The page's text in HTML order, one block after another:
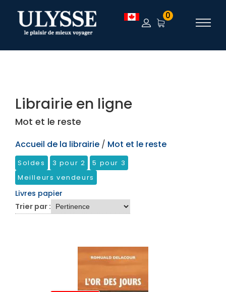
TEST 0
Librairie en ligne
Mot et le reste
Accueil de la librairie / Mot et le reste
Soldes 3 pour 2
5 pour 3
Meilleurs vendeurs
Livres papier
Trier par :